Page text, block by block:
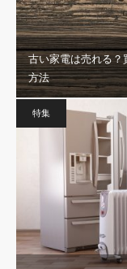
古い家電は売れる？
方法
特集